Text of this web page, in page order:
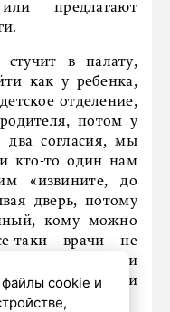
предлагают
в палату,
как у ребенка,
отделение,
потом у
два согласия, мы
кто-то один нам
«извините, до
дверь, потому
кому можно
таки врачи не
можно ли
Там все-таки
cookie и